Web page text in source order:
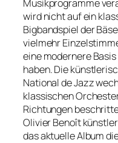
Musikprogramme
wird nicht auf ein
Bigbandspiel der
vielmehr
eine modernere
haben. Die
National de Jazz
klassischen
Richtungen
Olivier Benoît
das aktuelle Album